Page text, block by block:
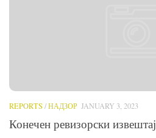
REPORTS /НАДЗОР JANUARY 3, 2023
Конечен ревизорски извештај